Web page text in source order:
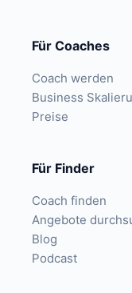
Für Coaches
Coach werden
Business
Preise
Für Finder
Coach finden
Angebote
Blog
Podcast